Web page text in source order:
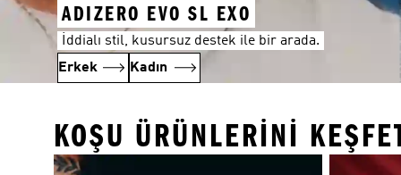
ADIZERO EVO SL EXO
İddialı stil, kusursuz destek ile bir arada.
Erkek
Kadın
KOŞU ÜRÜNLERINI